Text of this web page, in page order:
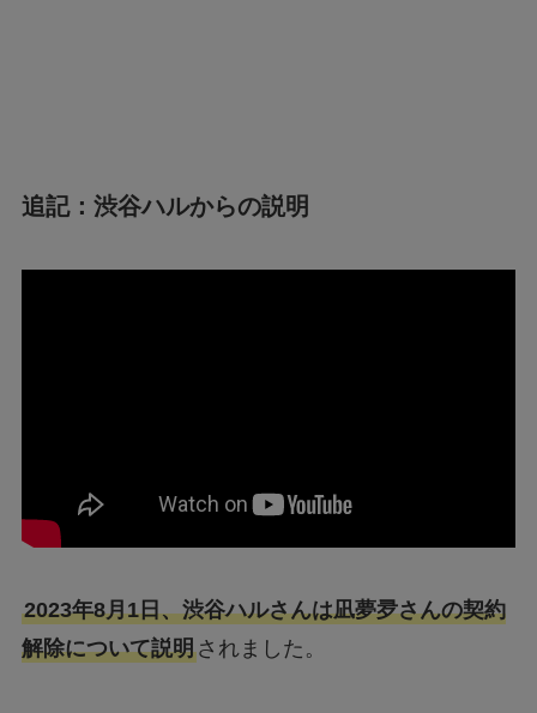
追記：渋谷ハルからの説明
2023年8月1日、渋谷ハルさんは凪夢夛さんの契約
解除について説明されました。